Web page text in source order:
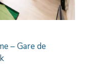
– Gare de